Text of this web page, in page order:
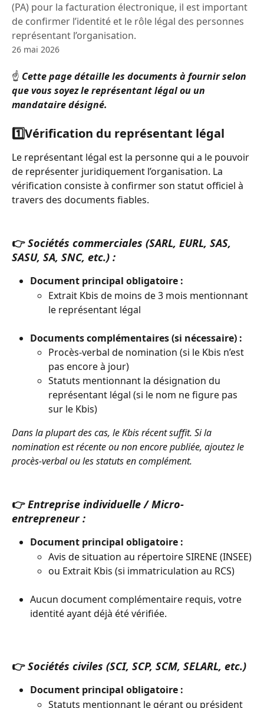
(PA) pour la facturation électronique, il est important
de confirmer l’identité et le rôle légal des personnes
représentant l’organisation.
26 mai 2026
☝️ Cette page détaille les documents à fournir selon
que vous soyez le représentant légal ou un
mandataire désigné.
1️⃣Vérification du représentant légal
Le représentant légal est la personne qui a le pouvoir
de représenter juridiquement l’organisation. La
vérification consiste à confirmer son statut officiel à
travers des documents fiables.
👉 Sociétés commerciales (SARL, EURL, SAS,
SASU, SA, SNC, etc.) :
Document principal obligatoire :
Extrait Kbis de moins de 3 mois mentionnant
le représentant légal
Documents complémentaires (si nécessaire) :
Procès-verbal de nomination (si le Kbis n’est
pas encore à jour)
Statuts mentionnant la désignation du
représentant légal (si le nom ne figure pas
sur le Kbis)
Dans la plupart des cas, le Kbis récent suffit. Si la
nomination est récente ou non encore publiée, ajoutez le
procès-verbal ou les statuts en complément.
👉 Entreprise individuelle / Micro-
entrepreneur :
Document principal obligatoire :
Avis de situation au répertoire SIRENE (INSEE)
ou Extrait Kbis (si immatriculation au RCS)
Aucun document complémentaire requis, votre
identité ayant déjà été vérifiée.
👉 Sociétés civiles (SCI, SCP, SCM, SELARL, etc.)
Document principal obligatoire :
Statuts mentionnant le gérant ou président